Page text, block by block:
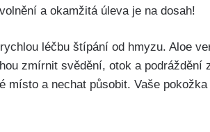
a okamžitá úleva je na dosah!
léčbu⁤ štípání od hmyzu. Aloe
zmírnit svědění, otok‍ a podráždění
místo a​ nechat působit. Vaše